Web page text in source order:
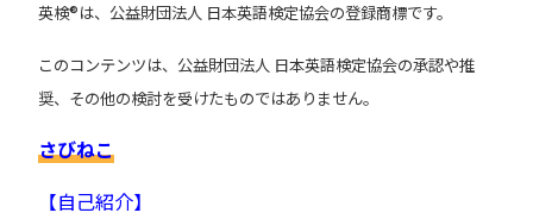
英検®︎は、公益財団法人 日本英語検定協会の登録商標です。
このコンテンツは、公益財団法人 日本英語検定協会の承認や推
奨、その他の検討を受けたものではありません。
さびねこ
【自己紹介】